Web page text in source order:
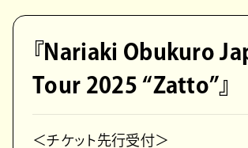
『Nariaki Obukuro
Tour 2025 “Zatto”』
＜チケット先行受付＞